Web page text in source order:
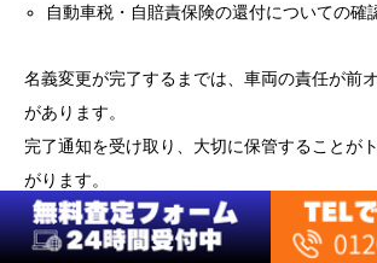
自動車税・自賠責保険の還付についての確
名義変更が完了するまでは、車両の責任が前
があります。
完了通知を受け取り、大切に保管することが
がります。
💡ワンポイント：
契約書・入金・名義変更の3点をしっかり確認